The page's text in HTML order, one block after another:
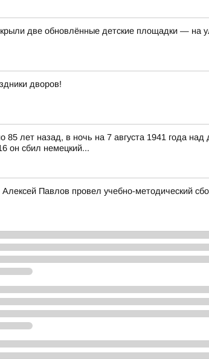
две обновлённые детские площадки — на
дворов!
85 лет назад, в ночь на 7 августа 1941 года
он сбил немецкий...
Павлов провел учебно-методический